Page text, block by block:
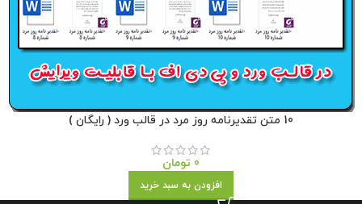
10 متن تقدیرنامه روز مرد در قالب ورد ( رایگان )
0 تومان
افزودن به سبد خرید